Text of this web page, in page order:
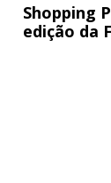
Shopping
edição da